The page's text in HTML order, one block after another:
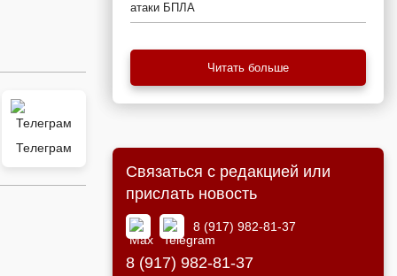
Телеграм
атаки БПЛА
Читать больше
Связаться с редакцией или
прислать новость
8 (917) 982-81-37
8 (917) 982-81-37